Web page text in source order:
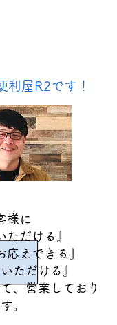
利屋R2です！
様に
ただける』
応えできる』
ただける』
、営業しており
。